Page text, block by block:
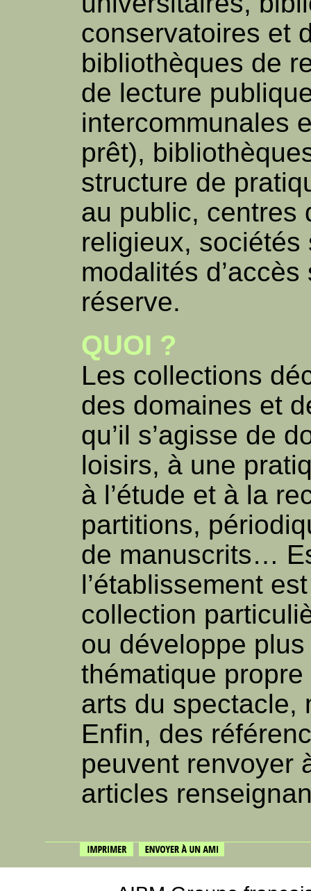
conservatoires et
bibliothèques de
de lecture
intercommunales
prêt),
structure de
au public, centres
religieux,
modalités
réserve.
QUOI ?
Les collections
des domaines et
qu’il s’agisse de
loisirs, à une
à l’étude et à la
partitions,
de manuscrits…
l’établissement
collection
ou développe
thématique
arts du spectacle,
Enfin, des
peuvent renvoyer
articles